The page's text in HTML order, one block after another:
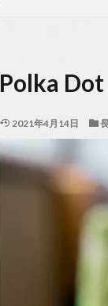
Polka
2021年4月14日